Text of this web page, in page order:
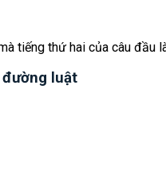
tiếng thứ hai của câu đầu
luật